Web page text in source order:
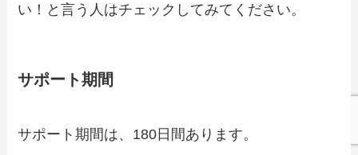
い！と言う人はチェックしてみてください。
サポート期間
サポート期間は、180日間あります。